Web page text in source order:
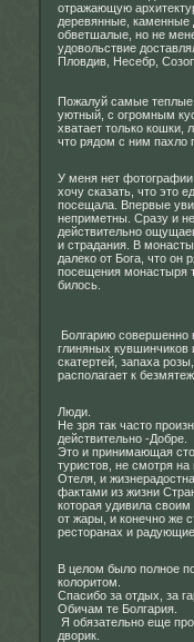
отражающую
деревянные,
обветшалые, но не
удовольствие
Пловдив, Несебр,
Пожалуй самые
уютный, с огромным
хватает только кошки,
что рядом с ним пахло
У меня нет
хочу сказать, что это
посещала. Впервые
неприметны. Сразу и
действительно
и страдания. В
далеко от Бога, что он
посещения монастыря
билось.
Болгарию совершенно
глиняных кувшинчиков
скатертей, запаха
располагает к
Люди.
Не зря так часто
действительно -Добре.
Это и принимающая
туристов, не смотря
Отеля, и
фактами из жизни
которая удивила
от жары, и конечно же
ресторанах и
В целом было полное
колоритом.
Спасибо за отдых, за
Обичам те Болгария.
Я обязательно еще
дворик.